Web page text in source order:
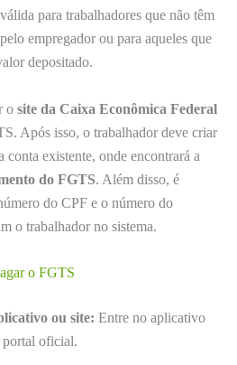
para trabalhadores que não têm
empregador ou para aqueles que
depositado.
o site da Caixa Econômica Federal
Após isso, o trabalhador deve criar
conta existente, onde encontrará a
do FGTS. Além disso, é
do CPF e o número do
o trabalhador no sistema.
o FGTS
ou site: Entre no aplicativo
oficial.